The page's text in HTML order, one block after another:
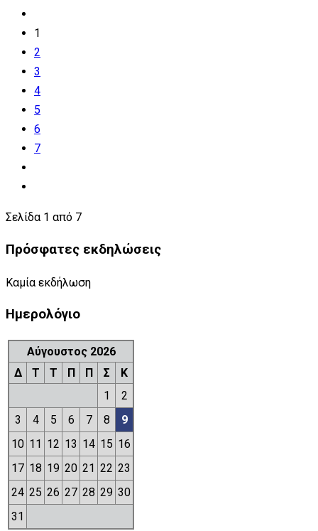
1
2
3
4
5
6
7
Σελίδα 1 από 7
Πρόσφατες εκδηλώσεις
Καμία εκδήλωση
Ημερολόγιο
Αύγουστος 2026
Δ
Τ Τ Π Π Σ
Κ
1
2
3
4 5 6 7 8
9
10 11 12 13 14 15 16
17 18 19 20 21 22 23
24 25 26 27 28 29 30
31